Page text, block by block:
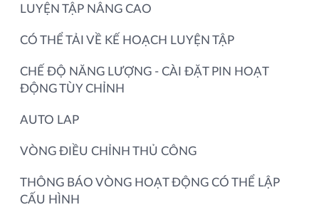
LUYỆN TẬP NÂNG CAO
CÓ THỂ TẢI VỀ KẾ HOẠCH LUYỆN TẬP
CHẾ ĐỘ NĂNG LƯỢNG - CÀI ĐẶT PIN HOẠT
ĐỘNG TÙY CHỈNH
AUTO LAP
VÒNG ĐIỀU CHỈNH THỦ CÔNG
THÔNG BÁO VÒNG HOẠT ĐỘNG CÓ THỂ LẬP
CẤU HÌNH